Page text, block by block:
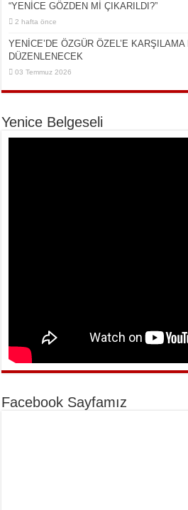
“YENİCE GÖZDEN Mİ ÇIKARILDI?”
2 hafta önce
YENİCE’DE ÖZGÜR ÖZEL’E KARŞILAMA
DÜZENLENECEK
03 Temmuz 2026
Yenice Belgeseli
Facebook Sayfamız